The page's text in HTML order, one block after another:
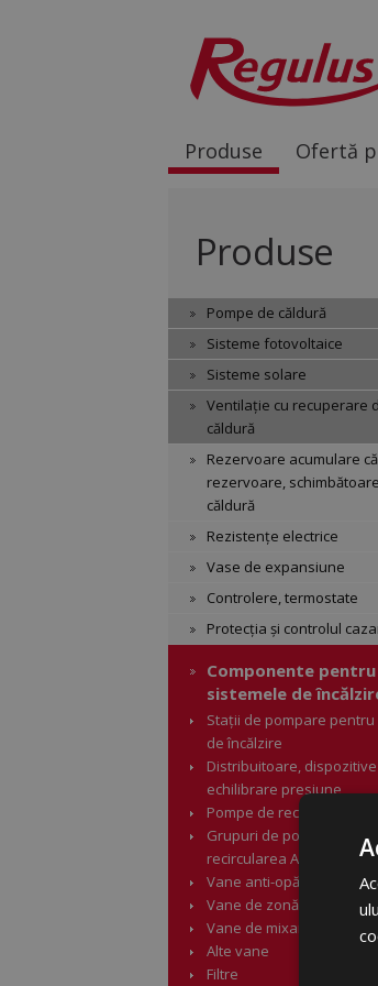
Produse Ofertă
Produse
Pompe de căldură
Sisteme fotovoltaice
Sisteme solare
Ventilație cu recuperare
căldură
Rezervoare acumulare
rezervoare,
căldură
Rezistențe electrice
Vase de expansiune
Controlere, termostate
Protecția și controlul
Componente pentru
sistemele de
Stații de pompare pentru
de încălzire
Distribuitoare, dispozitive
echilibrare presiune
Pompe de recirculare
Grupuri de pompare
recircularea ACM
Vane anti-opărire
Vane de zonă
Vane de mixare
Alte vane
Filtre